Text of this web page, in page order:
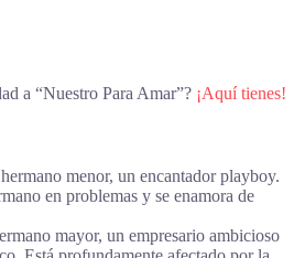
a “Nuestro Para Amar”? ¡Aquí tienes!
menor, un encantador playboy.
en problemas y se enamora de
mayor, un empresario ambicioso